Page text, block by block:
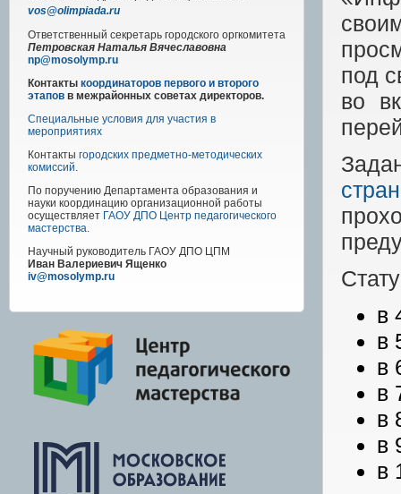
vos@olimpiada.ru
Ответственный секретарь городского оргкомитета
Петровская Наталья Вячеславовна
np@mosolymp.ru
Контакты координаторов первого и второго
этапов в межрайонных советах директоров.
Специальные условия для участия в
мероприятиях
Контакты городских предметно-методических
комиссий.
По поручению Департамента образования и
науки координацию организационной работы
осуществляет ГАОУ ДПО Центр педагогического
мастерства.
Научный руководитель ГАОУ ДПО ЦПМ
Иван Валериевич Ященко
iv@mosolymp.ru
под
во
в
в
в
в
в
в
в